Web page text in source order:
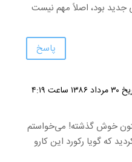
جدید بود، اصلاً مهم نیست
پاسخ
| نوشته شده در تاریخ ۳۰ مرداد ۱۳۸۶ ساعت ۴:۱۹
خوش گذشته! می‌خواستم
که گویا رکورد این کارو